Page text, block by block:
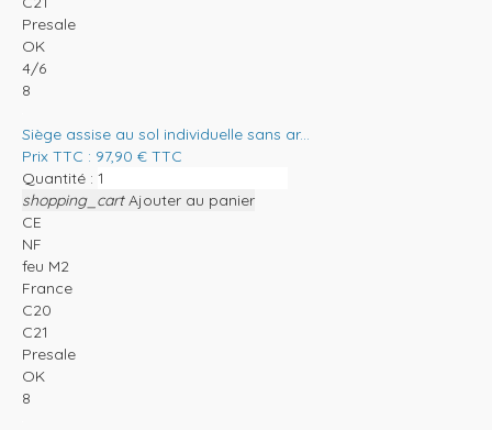
Presale
OK
4/6
8
Siège assise au sol individuelle sans ar...
Prix TTC : 97,90 € TTC
Quantité :
shopping_cart Ajouter au panier
CE
NF
feu M2
France
C20
C21
Presale
OK
8